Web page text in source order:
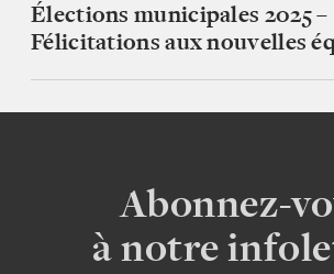
Élections municipales 2025 –
Félicitations aux nouvelles
Abonnez-
à notre